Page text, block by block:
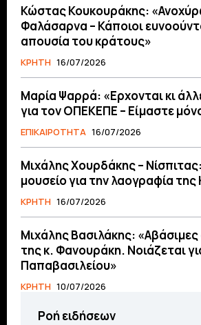
Κώστας Κουκουράκης:
Φαλάσαρνα – Κάποιοι
απουσία του κράτους»
ΚΡΗΤΗ 16/07/2026
Μαρία Ψαρρά: «Ερχονται κι
για τον ΟΠΕΚΕΠΕ – Είμαστε
ΕΠΙΚΑΙΡΟΤΗΤΑ 16/07/2026
Μιχάλης Χουρδάκης –
μουσείο για την λαογραφία
ΚΡΗΤΗ 16/07/2026
Μιχάλης Βασιλάκης: «Αβάσιμες
της κ. Φανουράκη. Νοιάζεται
Παπαβασιλείου»
ΚΡΗΤΗ 10/07/2026
Ροή ειδήσεων